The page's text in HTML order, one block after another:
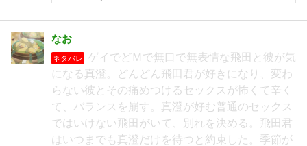
なお
ネタバレ
ゲイでどＭで無口で無表情な飛田と彼が気
になる真澄。どんどん飛田君が好きになり、変わ
らない彼とその痛めつけるセックスが怖くて辛く
て、バランスを崩す。真澄が好む普通のセックス
ではいけない飛田がいて、別れを決める。飛田君
はいつまでも真澄だけを待つと約束した。季節が